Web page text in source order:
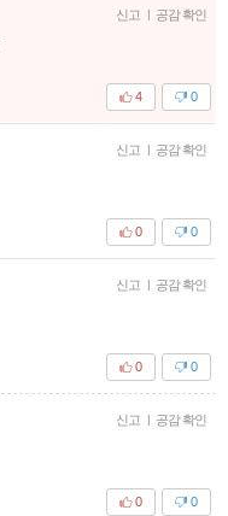
신고 | 공감 확인
0
4
신고 | 공감 확인
0
0
신고 | 공감 확인
0
0
신고 | 공감 확인
0
0